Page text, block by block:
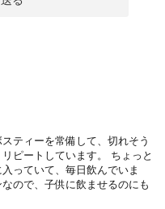
ティーを常備して、切れそう
ピートしています。 ちょっと
っていて、毎日飲んでいま
ので、子供に飲ませるのにも